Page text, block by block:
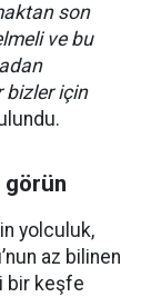
son
ve bu
bizler için
görün
yolculuk,
az bilinen
bir keşfe